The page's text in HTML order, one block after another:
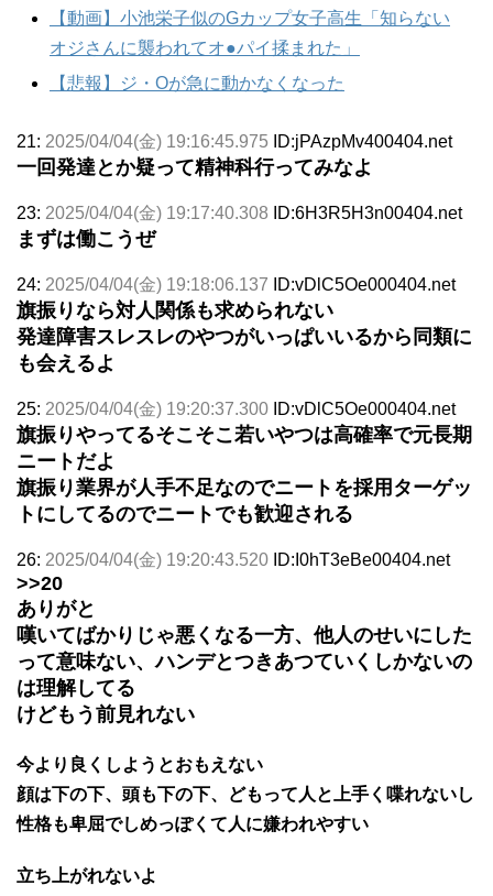
【動画】小池栄子似のGカップ女子高生「知らない
オジさんに襲われてオ●パイ揉まれた」
【悲報】ジ・Oが急に動かなくなった
21: 2025/04/04(金) 19:16:45.975 ID:jPAzpMv400404.net
一回発達とか疑って精神科行ってみなよ
23: 2025/04/04(金) 19:17:40.308 ID:6H3R5H3n00404.net
まずは働こうぜ
24: 2025/04/04(金) 19:18:06.137 ID:vDlC5Oe000404.net
旗振りなら対人関係も求められない
発達障害スレスレのやつがいっぱいいるから同類に
も会えるよ
25: 2025/04/04(金) 19:20:37.300 ID:vDlC5Oe000404.net
旗振りやってるそこそこ若いやつは高確率で元長期
ニートだよ
旗振り業界が人手不足なのでニートを採用ターゲッ
トにしてるのでニートでも歓迎される
26: 2025/04/04(金) 19:20:43.520 ID:I0hT3eBe00404.net
>>20
ありがと
嘆いてばかりじゃ悪くなる一方、他人のせいにした
って意味ない、ハンデとつきあつていくしかないの
は理解してる
けどもう前見れない
今より良くしようとおもえない
顔は下の下、頭も下の下、どもって人と上手く喋れないし
性格も卑屈でしめっぽくて人に嫌われやすい
立ち上がれないよ